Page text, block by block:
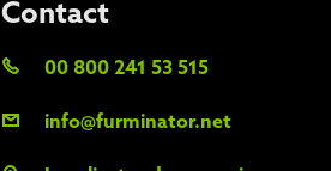
Contact
00 800 241 53 515
info@furminator.net